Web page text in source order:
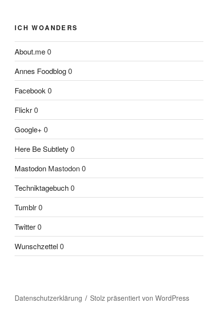
ICH WOANDERS
About.me0
Annes Foodblog0
Facebook 0
Flickr0
Google+ 0
Here Be Subtlety 0
Mastodon Mastodon 0
Techniktagebuch0
Tumblr0
Twitter0
Wunschzettel0
Datenschutzerklärung Stolz präsentiert von WordPress